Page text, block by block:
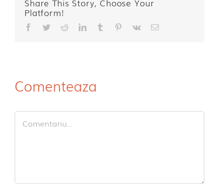
Share This Story, Choose Your
Platform!
Facebook
TwitterRedditLinkedIn
TumblrPinterest
Vk
E-
Comenteaza
Comment